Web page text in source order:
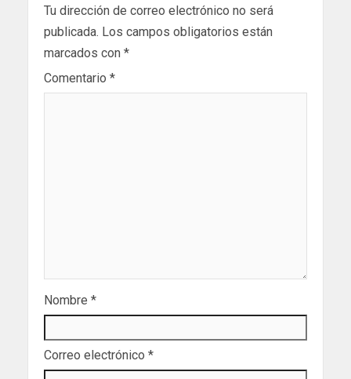
Tu dirección de correo electrónico no será
publicada. Los campos obligatorios están
marcados con *
Comentario *
Nombre *
Correo electrónico *